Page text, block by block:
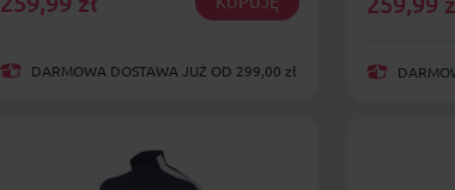
DARMOWA DOSTAWA JUŻ OD 299,00 zł